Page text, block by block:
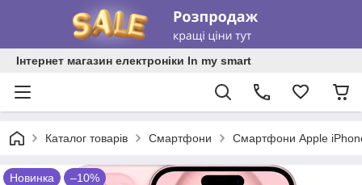
Інтернет магазин електроніки In my smart
Каталог товарів Смартфони Смартфони Apple
Новинка –10%